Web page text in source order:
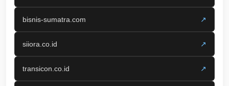
bisnis-sumatra.com ↗
siiora.co.id ↗
transicon.co.id ↗